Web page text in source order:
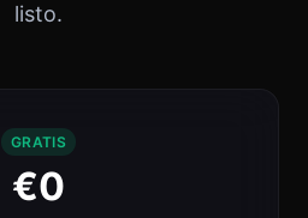
listo.
GRATIS
€0